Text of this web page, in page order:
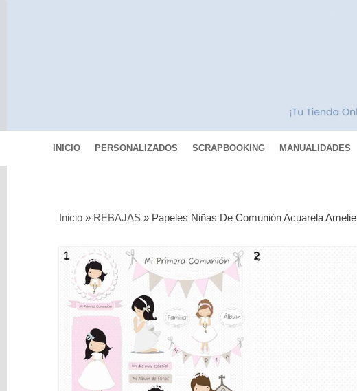
INICIO PERSONALIZADOS SCRAPBOOKING MANUALIDADES
MIXED
MEDIA
Pinturas
Mediums
Máquinas
Inicio » REBAJAS » Papeles Niñas De Comunión Acuarela Amelie